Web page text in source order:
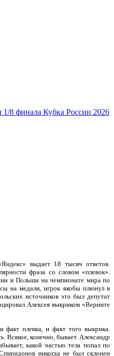
1/8 финала Кубка России 2026
выдает 18 тысяч ответов.
фраза со словом «плевок».
и Польши на чемпионате мира по
на медали, игрок якобы плюнул в
источников это был депутат
Алексея выкриком «Верните
факт плевка, и факт того выкрика.
Всякое, конечно, бывает. Александр
какой частью тела попал по
никогда не был склонен